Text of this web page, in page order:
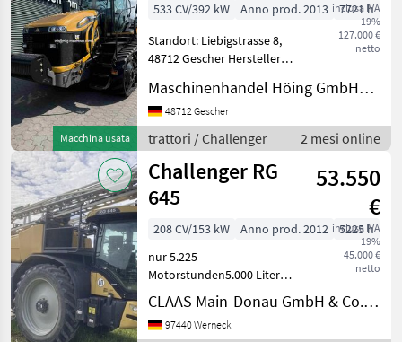
Macchina usata
inclusa IVA
19%
127.000 €
netto
533 CV/392 kW Anno prod. 2013
7721 h
Standort: Liebigstrasse 8,
48712 Gescher Hersteller
Betriebsstunden 7721
Baujahr/Erstzulassung
09.08.2013 Motorleistung
KW / PS 392/533
Maschinenhandel Höing GmbH&Co.KG
48712 Gescher
trattori / Challenger 2 mesi online
Challenger RG
645
53.550
€
inclusa IVA
19%
45.000 €
netto
208 CV/153 kW Anno prod. 2012 5225 h
nur 5.225
Motorstunden5.000 Liter
Behälter30 m
Arbeitsbreite360 ltr.
PumpeBereifung 480/80 R
CLAAS Main-Donau GmbH & Co. KG, Werneck
97440 Werneck